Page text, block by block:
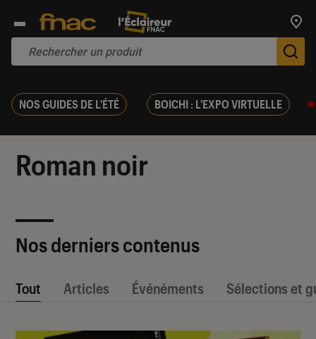
NOS GUIDES DE L'ÉTÉ BOICHI : L'EXPO VIRTUELLE
Roman noir
Nos derniers contenus
Tout Articles Événéments Sélections et